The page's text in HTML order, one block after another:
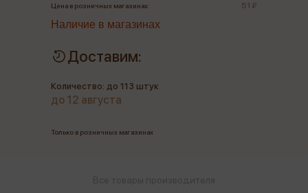
Цена в розничных магазинах: 51 ₽
Наличие в магазинах
Доставим:
Количество: до 113 штук
до 12 августа
Только в розничных магазинах